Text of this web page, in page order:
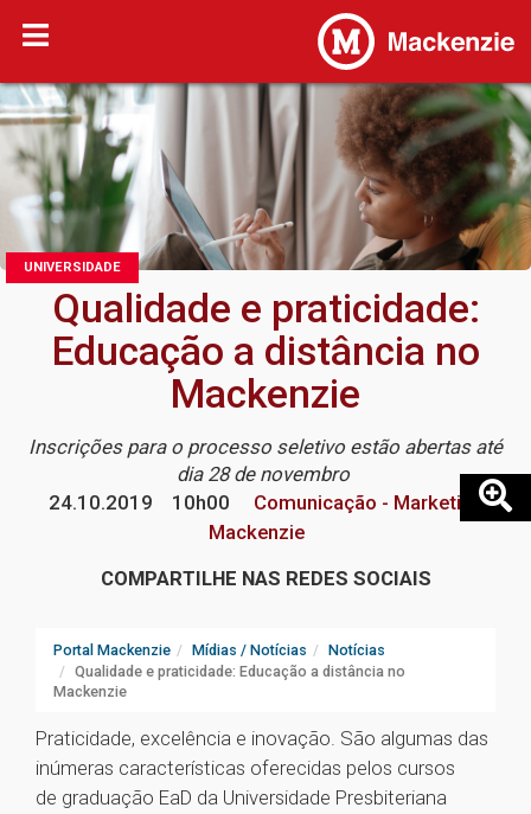
UNIVERSIDADE
Qualidade e praticidade:
Educação a distância no
Mackenzie
Inscrições para o processo seletivo estão abertas até
dia 28 de novembro
24.10.2019
10h00
Comunicação - Marketing
Mackenzie
COMPARTILHE NAS REDES SOCIAIS
Portal Mackenzie Mídias / Notícias
Notícias
Qualidade e praticidade: Educação a distância no
Mackenzie
Praticidade, excelência e inovação. São algumas das
inúmeras características oferecidas pelos cursos
de graduação EaD da Universidade Presbiteriana